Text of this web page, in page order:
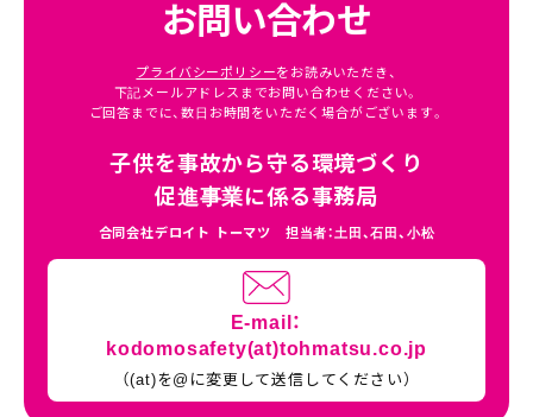
お問い合わせ
プライバシーポリシーをお読みいただき、
下記 メールアドレスまでお問い合わせください。
ご回答までに、数日お時間をいただく場合がございます。
子供を事故から守る環境づくり
促進事業に係る事務局
合同会社デロイト トーマツ 担当者：土田、石田、小松
E-mail：
kodomosafety(at)tohmatsu.co.jp
（(at)を@に変更して送信してください）